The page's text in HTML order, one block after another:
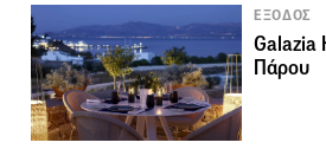
ΕΞΟΔΟΣ
Galazia
Πάρου